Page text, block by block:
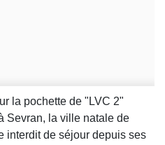
la pochette de "LVC 2"
Sevran, la ville natale de
interdit de séjour depuis ses